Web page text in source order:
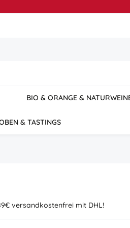
BIO & ORANGE &
& TASTINGS
versandkostenfrei mit DHL!